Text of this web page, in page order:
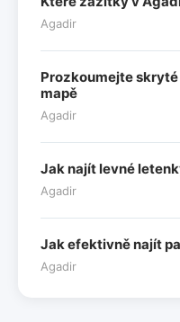
Agadir
Prozkoumejte
mapě
Agadir
Jak najít levné
Agadir
Jak efektivně najít
Agadir